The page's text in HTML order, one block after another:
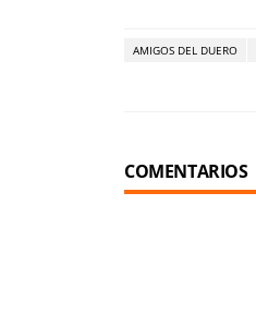
AMIGOS DEL DUERO
COMENTARIOS